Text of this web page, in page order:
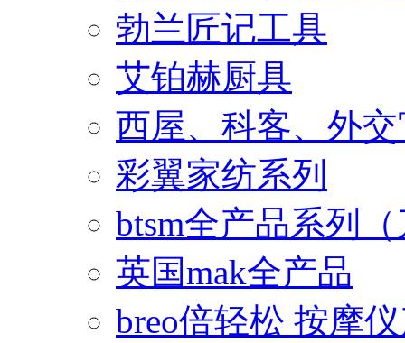
勃兰匠记工具
艾铂赫厨具
西屋、科客、外
彩翼家纺系列
btsm全产品系列
英国mak全产品
breo倍轻松 按摩